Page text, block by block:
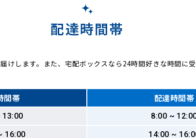
配達時間帯
けします。また、宅配ボックスなら24時間好きな時間に
間帯 配達時間帯
13:00
8:00 ~
16:00
14:00 ~